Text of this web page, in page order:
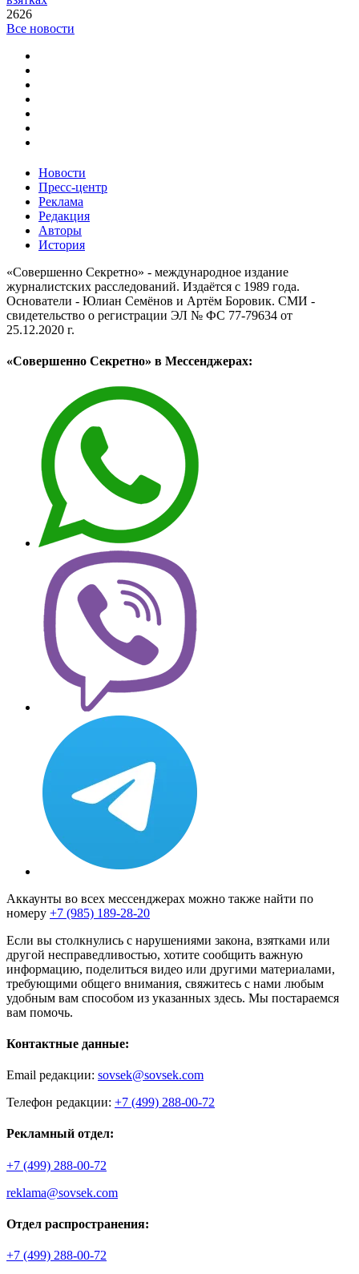
2626
Все новости
Новости
Пресс-центр
Реклама
Редакция
Авторы
История
«Совершенно Секретно» - международное издание
журналистских расследований. Издаётся с 1989 года.
Основатели - Юлиан Семёнов и Артём Боровик. CМИ -
свидетельство о регистрации ЭЛ № ФС 77-79634 от
25.12.2020 г.
«Совершенно Секретно» в Мессенджерах:
Аккаунты во всех мессенджерах можно также найти по
номеру +7 (985) 189-28-20
Если вы столкнулись с нарушениями закона, взятками или
другой несправедливостью, хотите сообщить важную
информацию, поделиться видео или другими материалами,
требующими общего внимания, свяжитесь с нами любым
удобным вам способом из указанных здесь. Мы постараемся
вам помочь.
Контактные данные:
Email редакции: sovsek@sovsek.com
Телефон редакции: +7 (499) 288-00-72
Рекламный отдел:
+7 (499) 288-00-72
reklama@sovsek.com
Отдел распространения:
+7 (499) 288-00-72